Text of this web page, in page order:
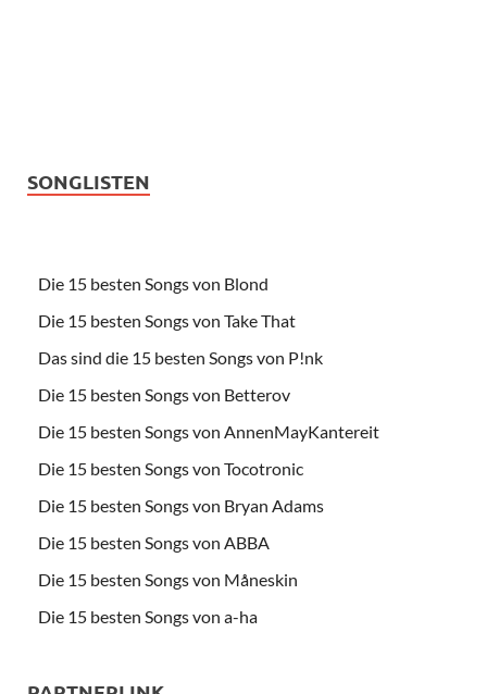
SONGLISTEN
Die 15 besten Songs von Blond
Die 15 besten Songs von Take That
Das sind die 15 besten Songs von P!nk
Die 15 besten Songs von Betterov
Die 15 besten Songs von AnnenMayKantereit
Die 15 besten Songs von Tocotronic
Die 15 besten Songs von Bryan Adams
Die 15 besten Songs von ABBA
Die 15 besten Songs von Måneskin
Die 15 besten Songs von a-ha